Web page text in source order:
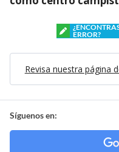
ERROR?
Revisa nuestra página
Síguenos en: